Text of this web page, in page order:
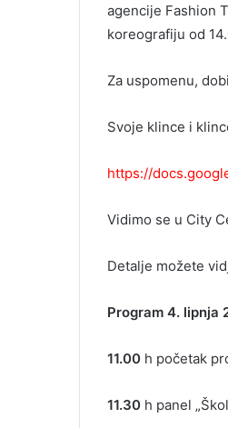
agencije Fashion
koreografiju od
Za uspomenu,
Svoje klince i
https://
Vidimo se u City
Detalje možete
Program 4. lipnja
11.00 h početak
11.30 h panel